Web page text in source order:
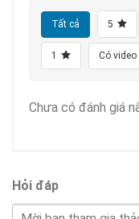
Tất cả 5
1 Có video
Chưa có đánh giá
Hỏi đáp